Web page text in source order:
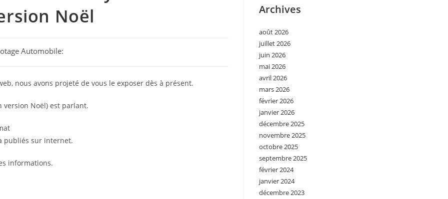
Noël
Automobile:
nous avons projeté de vous le exposer dès à présent.
version Noël) est parlant.
publiés sur internet.
informations.
Archives
août 2026
juillet 2026
juin 2026
mai 2026
avril 2026
mars 2026
février 2026
janvier 2026
décembre 2025
novembre 2025
octobre 2025
septembre 2025
février 2024
janvier 2024
décembre 2023